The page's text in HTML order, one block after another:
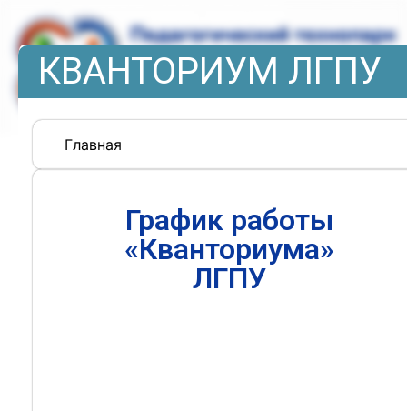
КВАНТОРИУМ ЛГПУ
Главная
График работы
«Кванториума»
ЛГПУ